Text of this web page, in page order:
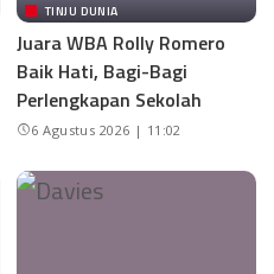
TINJU DUNIA
Juara WBA Rolly Romero
Baik Hati, Bagi-Bagi
Perlengkapan Sekolah
6 Agustus 2026 | 11:02